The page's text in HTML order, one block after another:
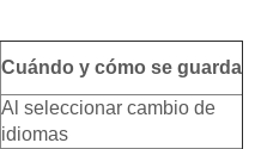
Cuándo y cómo se guarda
Al seleccionar cambio de
idiomas